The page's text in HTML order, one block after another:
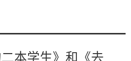
本学生》和《去